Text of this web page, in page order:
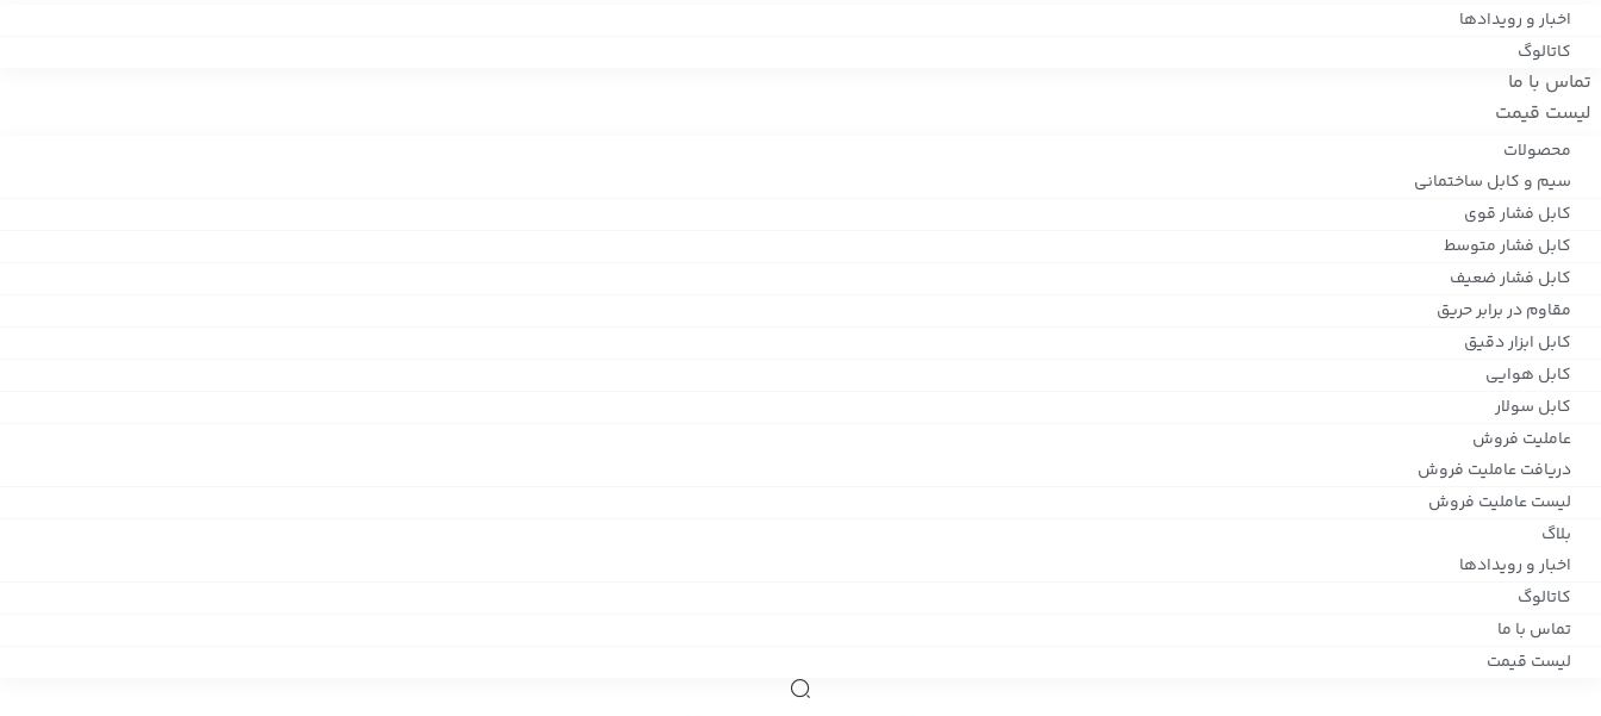
اخبار و رویدادها
کاتالوگ
تماس با ما
لیست قیمت
محصولات
سیم و کابل ساختمانی
کابل فشار قوی
کابل فشار متوسط
کابل فشار ضعیف
مقاوم در برابر حریق
کابل ابزار دقیق
کابل هوایی
کابل سولار
عاملیت فروش
دریافت عاملیت فروش
لیست عاملیت فروش
بلاگ
اخبار و رویدادها
کاتالوگ
تماس با ما
لیست قیمت